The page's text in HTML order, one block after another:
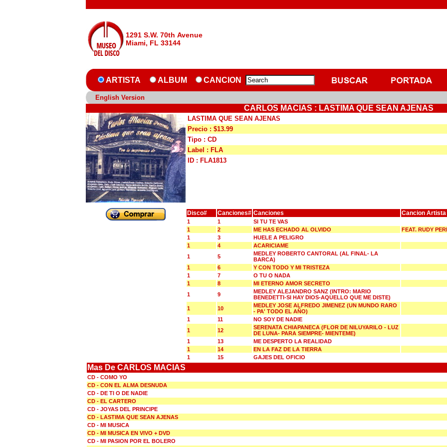
1291 S.W. 70th Avenue
Miami, FL 33144
ARTISTA ALBUM CANCION
English Version
CARLOS MACIAS : LASTIMA QUE SEAN AJENAS
LASTIMA QUE SEAN AJENAS
Precio : $13.99
Tipo : CD
Label : FLA
ID : FLA1813
Disco# Canciones# Canciones Cancion Artista
1 1
SI TU TE VAS
1
2 ME HAS ECHADO AL OLVIDO
FEAT. RUDY
1
3
HUELE A PELIGRO
1
4
ACARICIAME
1
5
MEDLEY ROBERTO CANTORAL (AL FINAL- LA
BARCA)
1
6
Y CON TODO Y MI TRISTEZA
1
7
O TU O NADA
1
8
MI ETERNO AMOR SECRETO
1
9
MEDLEY ALEJANDRO SANZ (INTRO: MARIO
BENEDETTI-SI HAY DIOS-AQUELLO QUE ME DISTE)
1
10
MEDLEY JOSE ALFREDO JIMENEZ (UN MUNDO RARO
- PA' TODO EL AÑO)
1
11
NO SOY DE NADIE
1
12
SERENATA CHIAPANECA (FLOR DE NILUYARILO - LUZ
DE LUNA- PARA SIEMPRE- MIENTEME)
1
13
ME DESPERTO LA REALIDAD
1
14
EN LA FAZ DE LA TIERRA
1
15 GAJES DEL OFICIO
Mas De CARLOS MACIAS
CD - COMO YO
CD - CON EL ALMA DESNUDA
CD - DE TI O DE NADIE
CD - EL CARTERO
CD - JOYAS DEL PRINCIPE
CD - LASTIMA QUE SEAN AJENAS
CD - MI MUSICA
CD - MI MUSICA EN VIVO + DVD
CD - MI PASION POR EL BOLERO